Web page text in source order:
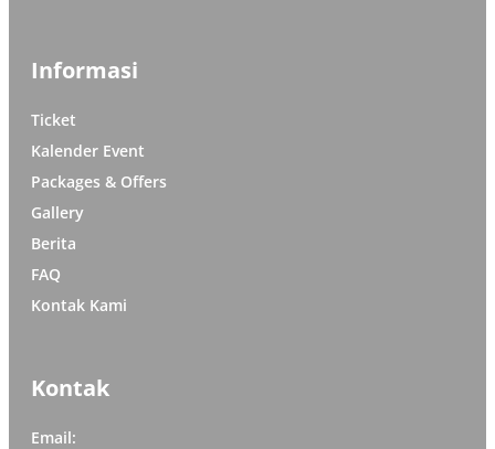
Informasi
Ticket
Kalender Event
Packages & Offers
Gallery
Berita
FAQ
Kontak Kami
Kontak
Email: